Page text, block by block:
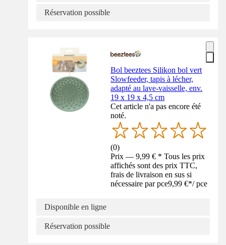
Réservation possible
Bol beeztees Silikon bol vert
Slowfeeder, tapis à lécher,
adapté au lave-vaisselle, env.
19 x 19 x 4,5 cm
Cet article n'a pas encore été
noté.
(0)
Prix — 9,99 € * Tous les prix
affichés sont des prix TTC,
frais de livraison en sus si
nécessaire par pce9,99 €*/ pce
Disponible en ligne
Réservation possible